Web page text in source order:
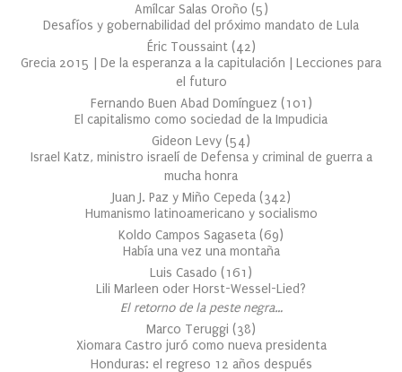
Amílcar Salas Oroño (5)
Desafíos y gobernabilidad del próximo mandato de Lula
Éric Toussaint (42)
Grecia 2015 | De la esperanza a la capitulación | Lecciones para
el futuro
Fernando Buen Abad Domínguez (101 )
El capitalismo como sociedad de la Impudicia
Gideon Levy (54)
Israel Katz, ministro israelí de Defensa y criminal de guerra a
mucha honra
Juan J. Paz y Miño Cepeda (342)
Humanismo latinoamericano y socialismo
Koldo Campos Sagaseta (69)
Había una vez una montaña
Luis Casado (161 )
Lili Marleen oder Horst-Wessel-Lied?
El retorno de la peste negra…
Marco Teruggi (38)
Xiomara Castro juró como nueva presidenta
Honduras: el regreso 12 años después